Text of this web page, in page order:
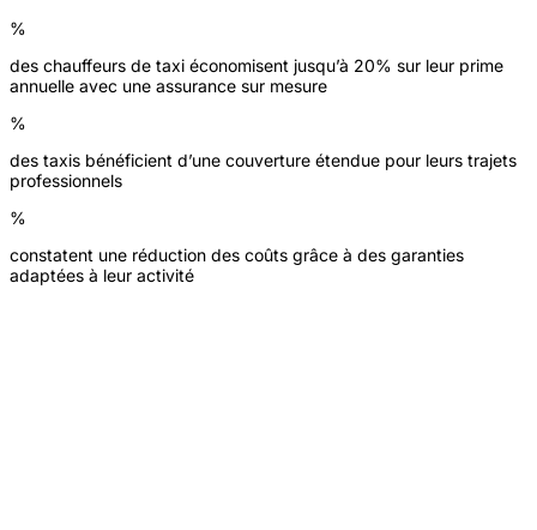
%
des chauffeurs de taxi économisent jusqu’à 20% sur leur prime
annuelle avec une assurance sur mesure
%
des taxis bénéficient d’une couverture étendue pour leurs trajets
professionnels
%
constatent une réduction des coûts grâce à des garanties
adaptées à leur activité